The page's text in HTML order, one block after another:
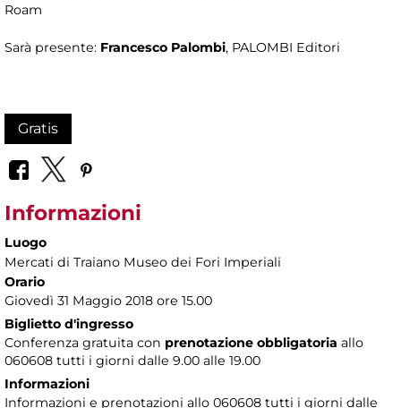
Roam
Sarà presente: Francesco Palombi, PALOMBI Editori
Gratis
Informazioni
Luogo
Mercati di Traiano Museo dei Fori Imperiali
Orario
Giovedì 31 Maggio 2018 ore 15.00
Biglietto d'ingresso
Conferenza gratuita con prenotazione obbligatoria allo
060608 tutti i giorni dalle 9.00 alle 19.00
Informazioni
Informazioni e prenotazioni allo 060608 tutti i giorni dalle